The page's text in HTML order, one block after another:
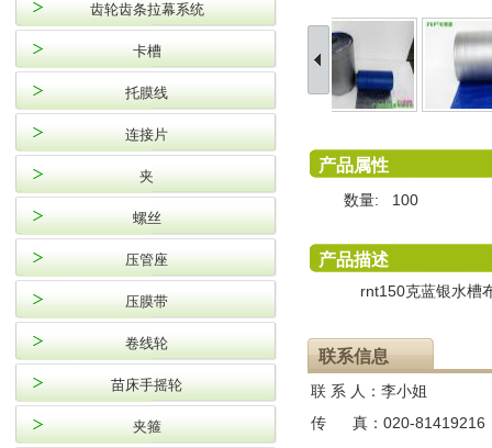
齿轮齿条拉幕系统
卡槽
托膜线
连接片
夹
螺丝
压管座
压膜带
卷线轮
苗床手摇轮
夹箍
产品属性
数量: 100
产品描述
rnt150克蓝银水槽
联系信息
联 系 人： 李小姐
传 真： 020-81419216